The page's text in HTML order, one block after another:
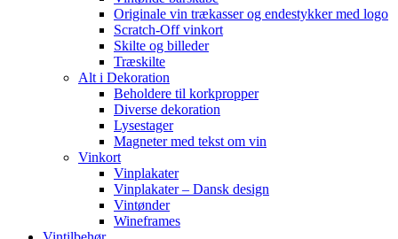
Originale vin trækasser og endestykker med logo
Scratch-Off vinkort
Skilte og billeder
Træskilte
Alt i Dekoration
Beholdere til korkpropper
Diverse dekoration
Lysestager
Magneter med tekst om vin
Vinkort
Vinplakater
Vinplakater – Dansk design
Vintønder
Wineframes